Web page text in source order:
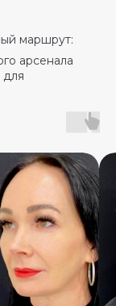
маршрут:
арсенала
для